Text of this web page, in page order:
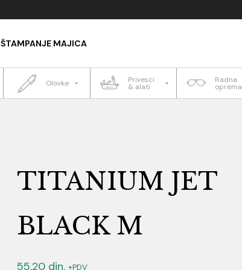
ŠTAMPANJE MAJICA
Olovke Privesci
& alati
Radna
oprema
TITANIUM JET
BLACK M
55,20 din. +PDV